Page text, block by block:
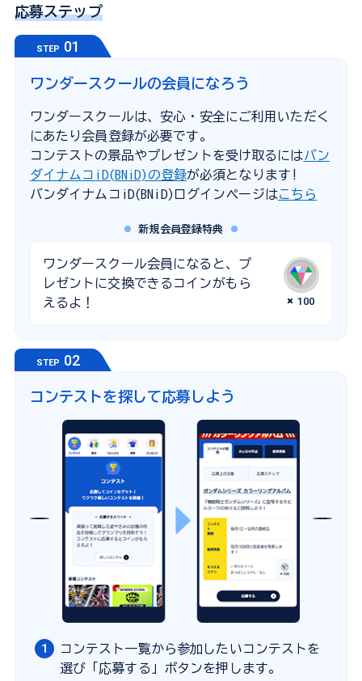
応募ステップ
STEP 01
ワンダースクールの会員になろう
ワンダースクールは、安心・安全にご利用いただく
にあたり会員登録が必要です。
コンテストの景品やプレゼントを受け取るにはバン
ダイナムコiD(BNiD)の登録が必須となります!
バンダイナムコiD(BNiD)ログインページはこちら
新規会員登録特典
ワンダースクール会員になると、プ
レゼントに交換できるコインがもら
えるよ！
100
STEP 02
コンテストを探して応募しよう
1
コンテスト一覧から参加したいコンテストを
選び「応募する」ボタンを押します。